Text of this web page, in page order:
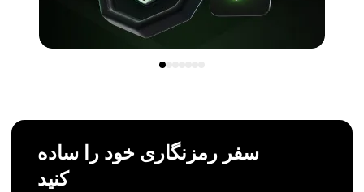
سفر رمزنگاری خود را ساده
کنید